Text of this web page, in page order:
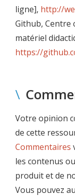
ligne], http://
Github, Centre
matériel
https://
\
Votre opinion
de cette
Commentaires
les contenus
produit et de
Vous pouvez